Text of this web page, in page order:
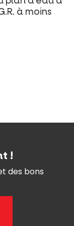
à moins
!
des bons